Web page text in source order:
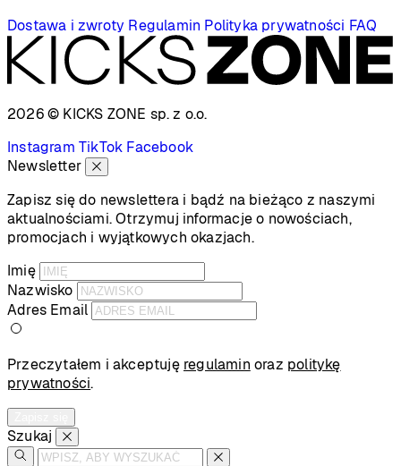
Dostawa i zwroty Regulamin Polityka prywatności FAQ
2026 © KICKS ZONE sp. z o.o.
Instagram TikTok Facebook
Newsletter
Zapisz się do newslettera i bądź na bieżąco z naszymi
aktualnościami. Otrzymuj informacje o nowościach,
promocjach i wyjątkowych okazjach.
Imię
Nazwisko
Adres Email
Przeczytałem i akceptuję regulamin oraz politykę
prywatności.
Szukaj